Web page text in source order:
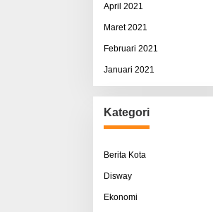
April 2021
Maret 2021
Februari 2021
Januari 2021
Kategori
Berita Kota
Disway
Ekonomi